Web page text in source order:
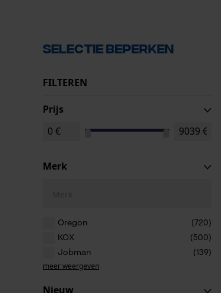
Selectie beperken
FILTEREN
Prijs
Merk
Oregon
(720)
KOX
(500)
Jobman
(139)
meer weergeven
Nieuw